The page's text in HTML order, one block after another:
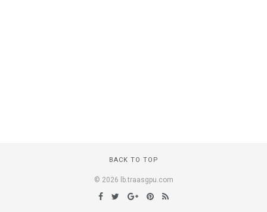
BACK TO TOP
© 2026 lb.traasgpu.com